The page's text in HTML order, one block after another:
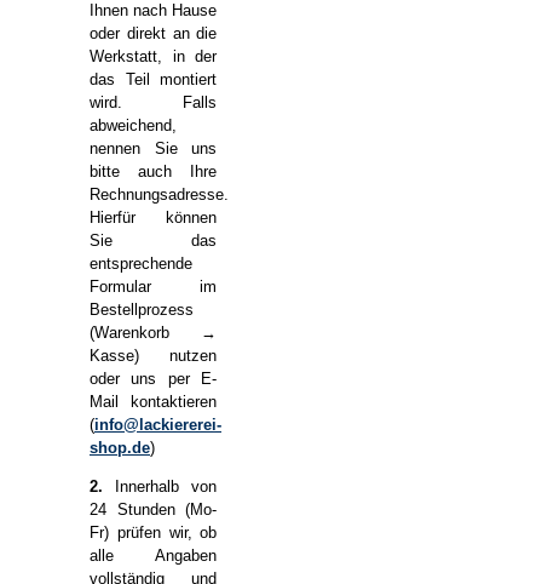
Ihnen nach Hause
oder direkt an die
Werkstatt, in der
das Teil montiert
wird. Falls
abweichend,
nennen Sie uns
bitte auch Ihre
Rechnungsadresse.
Hierfür können
Sie das
entsprechende
Formular im
Bestellprozess
(Warenkorb →
Kasse) nutzen
oder uns per E-
Mail kontaktieren
(info@lackiererei-
shop.de)
2. Innerhalb von
24 Stunden (Mo-
Fr) prüfen wir, ob
alle Angaben
vollständig und